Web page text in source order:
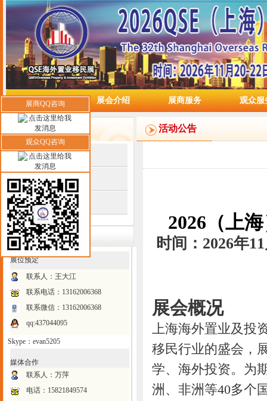
展商QQ咨询
观众QQ咨询
网站首页 展会介绍 展商服务 观众服
媒体中心
平面媒体
电视媒体
网络媒体
联系我们
展位预定
联系人：王大江
联系电话： 13162006368
联系微信：13162006368
qq:437044095
Skype：evan5205
媒体合作
联系人：万萍
电话：15821849574
活动公告
2026（上
时间：2026年
展会概况
上海海外置业及投
移民行业的盛会，
学、海外投资。为
洲、非洲等40多个